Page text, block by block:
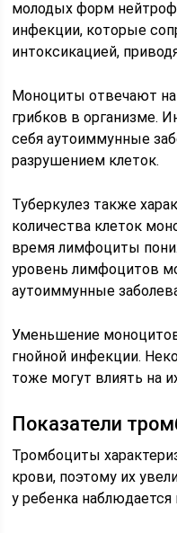
молодых форм
инфекции, которые
интоксикацией,
Моноциты отвечают на
грибков в организме.
себя аутоиммунные
разрушением клеток.
Туберкулез также
количества клеток
время лимфоциты
уровень лимфоцитов
аутоиммунные
Уменьшение
гнойной инфекции.
тоже могут влиять на
Показатели
Тромбоциты
крови, поэтому их
у ребенка наблюдается